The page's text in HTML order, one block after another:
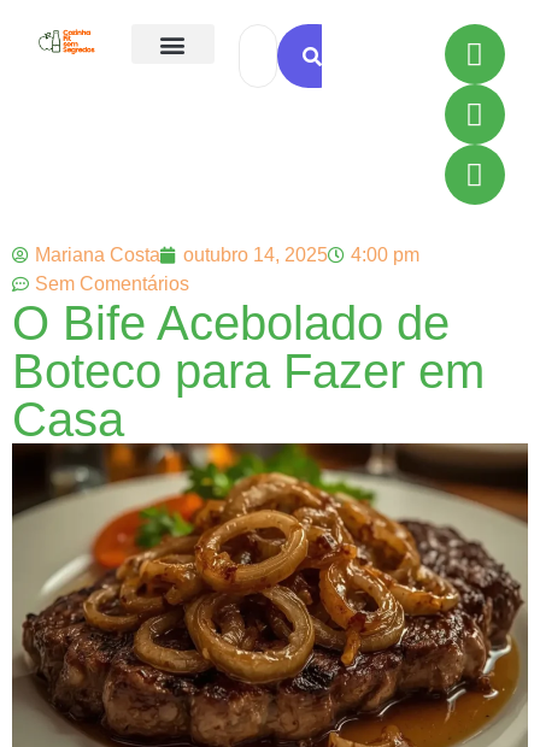
Mariana Costa outubro 14, 2025
4:00 pm
Sem Comentários
O Bife Acebolado de
Boteco para Fazer em
Casa